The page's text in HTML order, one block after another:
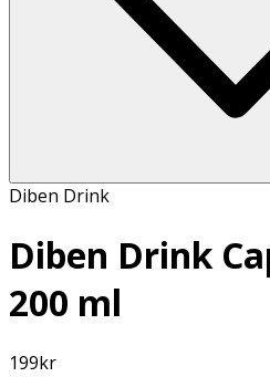
Diben Drink
Diben Drink
200 ml
199kr